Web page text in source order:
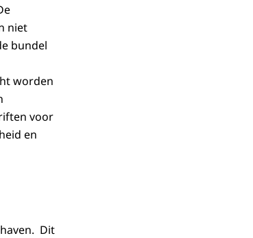
niet
bundel
worden
voor
en
Dit